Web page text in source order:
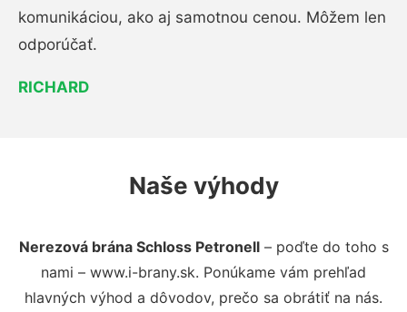
komunikáciou, ako aj samotnou cenou. Môžem len
odporúčať.
RICHARD
Naše výhody
Nerezová brána Schloss Petronell– poďte do toho s
nami – www.i-brany.sk. Ponúkame vám prehľad
hlavných výhod a dôvodov, prečo sa obrátiť na nás.